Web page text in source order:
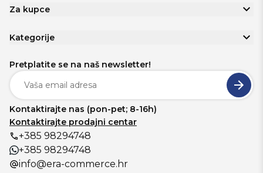
Za kupce
Kategorije
Pretplatite se na naš newsletter!
Kontaktirajte nas (pon-pet; 8-16h)
Kontaktirajte prodajni centar
+385 98294748
+385 98294748
info@era-commerce.hr